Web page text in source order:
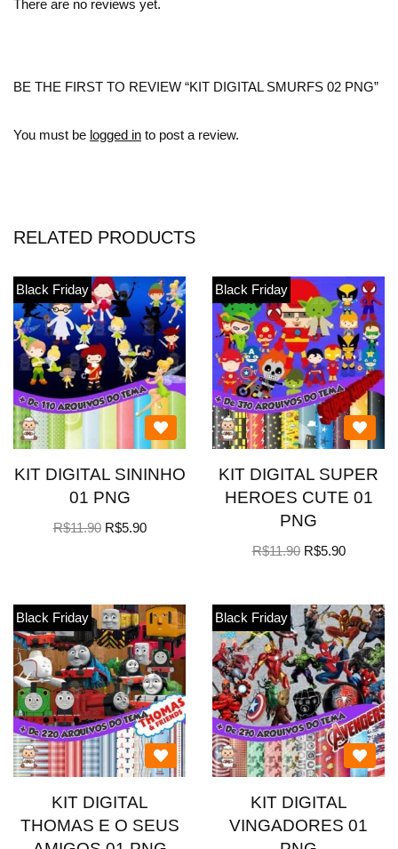
There are no reviews yet.
BE THE FIRST TO REVIEW “KIT DIGITAL SMURFS 02 PNG”
You must be logged in to post a review.
RELATED PRODUCTS
Black Friday
KIT DIGITAL SININHO
01 PNG
R$11.90 R$5.90
Black Friday
KIT DIGITAL SUPER
HEROES CUTE 01
PNG
R$11.90 R$5.90
Black Friday
KIT DIGITAL
THOMAS E O SEUS
Black Friday
KIT DIGITAL
VINGADORES 01